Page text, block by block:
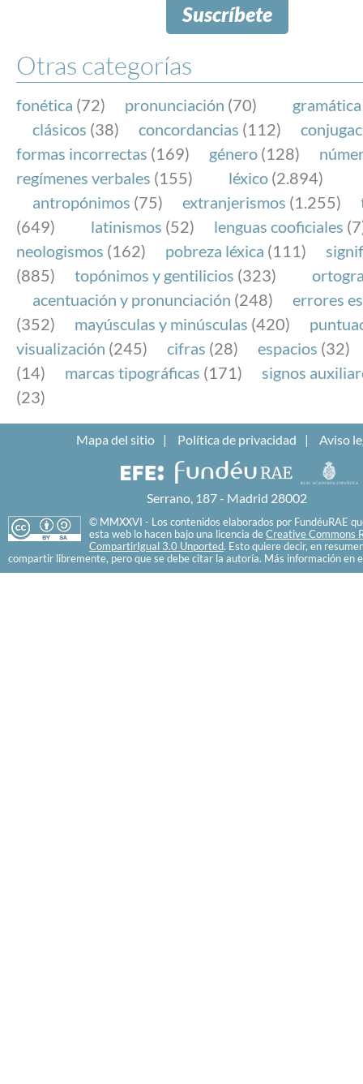
Suscríbete
Otras categorías
fonética (72) pronunciación (70) gramática
clásicos (38) concordancias (112)
formas incorrectas (169) género (128)
regímenes verbales (155) léxico (2.894)
antropónimos (75) extranjerismos (1.255)
(649)
latinismos (52) lenguas cooficiales
neologismos (162) pobreza léxica (111)
(885)
topónimos y gentilicios (323)
acentuación y pronunciación (248)
errores
(352)
mayúsculas y minúsculas (420)
visualización (245) cifras (28) espacios (32)
(14)
marcas tipográficas (171)
signos
(23)
Mapa del sitio Política de privacidad Aviso
Serrano, 187 - Madrid 28002
© MMXXVI - Los contenidos elaborados por FundéuRAE
esta web lo hacen bajo una licencia de Creative Commons
CompartirIgual 3.0 Unported. Esto quiere decir, en
compartir libremente, pero que se debe citar la autoría. Más información en